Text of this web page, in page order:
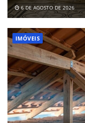
6 DE AGOSTO DE 2026
IMÓVEIS